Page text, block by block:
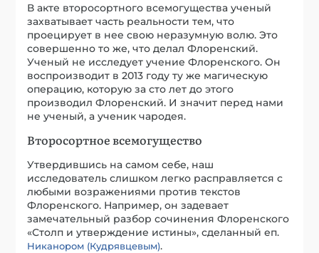
В акте второсортного всемогущества ученый
захватывает часть реальности тем, что
проецирует в нее свою неразумную волю. Это
совершенно то же, что делал Флоренский.
Ученый не исследует учение Флоренского. Он
воспроизводит в 2013 году ту же магическую
операцию, которую за сто лет до этого
производил Флоренский. И значит перед нами
не ученый, а ученик чародея.
Второсортное всемогущество
Утвердившись на самом себе, наш
исследователь слишком легко расправляется с
любыми возражениями против текстов
Флоренского. Например, он задевает
замечательный разбор сочинения Флоренского
«Столп и утверждение истины», сделанный еп.
Никанором (Кудрявцевым).